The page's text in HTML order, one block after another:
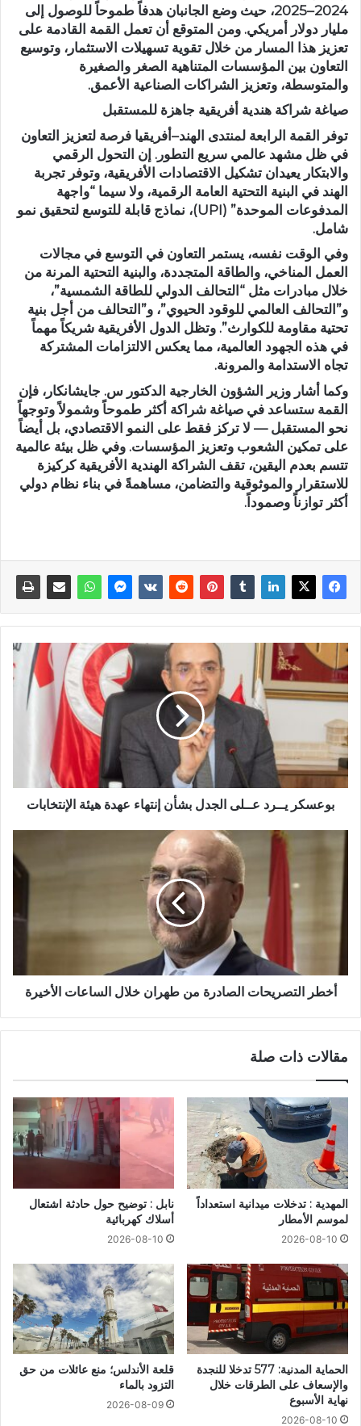
2024–2025، حيث وضع الجانبان هدفاً طموحاً للوصول إلى
مليار دولار أمريكي. ومن المتوقع أن تعمل القمة القادمة على
تعزيز هذا المسار من خلال تقوية تسهيلات الاستثمار، وتوسيع
التعاون بين المؤسسات المتناهية الصغر والصغيرة
والمتوسطة، وتعزيز الشراكات الصناعية الأعمق.
صياغة شراكة هندية أفريقية جاهزة للمستقبل
توفر القمة الرابعة لمنتدى الهند–أفريقيا فرصة لتعزيز التعاون
في ظل مشهد عالمي سريع التطور. إن التحول الرقمي
والابتكار يعيدان تشكيل الاقتصادات الأفريقية، وتوفر تجربة
الهند في البنية التحتية العامة الرقمية، ولا سيما “واجهة
المدفوعات الموحدة” (UPI)، نماذج قابلة للتوسع لتحقيق نمو
شامل.
وفي الوقت نفسه، يستمر التعاون في التوسع في مجالات
العمل المناخي، والطاقة المتجددة، والبنية التحتية المرنة من
خلال مبادرات مثل “التحالف الدولي للطاقة الشمسية”،
و”التحالف العالمي للوقود الحيوي”، و”التحالف من أجل بنية
تحتية مقاومة للكوارث”. وتظل الدول الأفريقية شريكاً مهماً
في هذه الجهود العالمية، مما يعكس الالتزامات المشتركة
تجاه الاستدامة والمرونة.
وكما أشار وزير الشؤون الخارجية الدكتور س. جايشانكار، فإن
القمة ستساعد في صياغة شراكة أكثر طموحاً وشمولاً وتوجهاً
نحو المستقبل — لا تركز فقط على النمو الاقتصادي، بل أيضاً
على تمكين الشعوب وتعزيز المؤسسات. وفي ظل بيئة عالمية
تتسم بعدم اليقين، تقف الشراكة الهندية الأفريقية كركيزة
للاستقرار والموثوقية والتضامن، مساهمةً في بناء نظام دولي
أكثر توازناً وصموداً.
بوعسكر يــرد عــلى الجدل بشأن إنتهاء عهدة هيئة الإنتخابات
أخطر التصريحات الصادرة من طهران خلال الساعات الأخيرة
مقالات ذات صلة
المهدية : تدخلات ميدانية استعداداً
لموسم الأمطار
2026-08-10
نابل : توضيح حول حادثة اشتعال
أسلاك كهربائية
2026-08-10
الحماية المدنية: 577 تدخلا للنجدة
والإسعاف على الطرقات خلال
نهاية الأسبوع
2026-08-10
قلعة الأندلس؛ منع عائلات من حق
التزود بالماء
2026-08-09